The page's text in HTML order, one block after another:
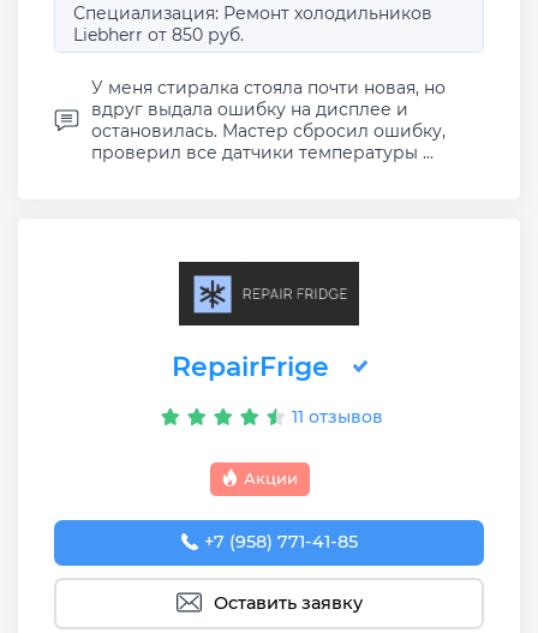
Специализация: Ремонт холодильников
Liebherr от 850 руб.
У меня стиралка стояла почти новая, но
вдруг выдала ошибку на дисплее и
остановилась. Мастер сбросил ошибку,
проверил все датчики температуры ...
RepairFrige
11 отзывов
Акции
+7 (958) 771-41-85
Оставить заявку